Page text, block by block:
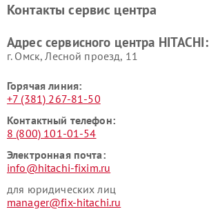
данных HITACHI
HITACHI
HITACHI
HITACHI
Контакты сервис центра
Адрес сервисного центра HITACHI:
г. Омск, ​Лесной проезд, 11
Горячая линия:
+7 (381) 267-81-50
Контактный телефон:
8 (800) 101-01-54
Электронная почта:
info@hitachi-fixim.ru
для юридических лиц
manager@fix-hitachi.ru